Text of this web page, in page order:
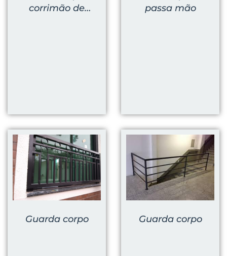
corrimão de
passa mão
Guarda corpo Guarda corpo